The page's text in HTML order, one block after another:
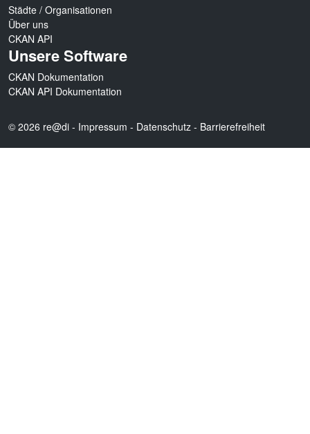
Städte / Organisationen
Über uns
CKAN API
Unsere Software
CKAN Dokumentation
CKAN API Dokumentation
© 2026 re@di - Impressum - Datenschutz - Barrierefreiheit